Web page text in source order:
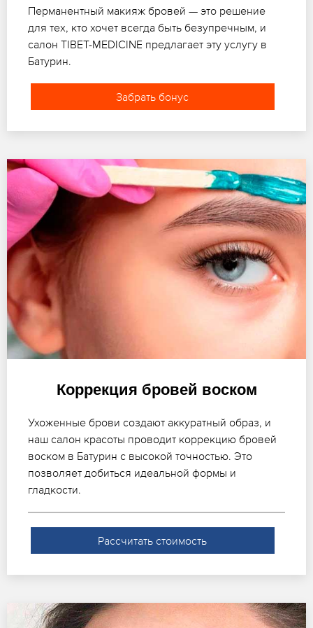
Перманентный макияж бровей — это решение
для тех, кто хочет всегда быть безупречным, и
салон TIBET-MEDICINE предлагает эту услугу в
Батурин.
Забрать бонус
Коррекция бровей воском
Ухоженные брови создают аккуратный образ, и
наш салон красоты проводит коррекцию бровей
воском в Батурин с высокой точностью. Это
позволяет добиться идеальной формы и
гладкости.
Рассчитать стоимость